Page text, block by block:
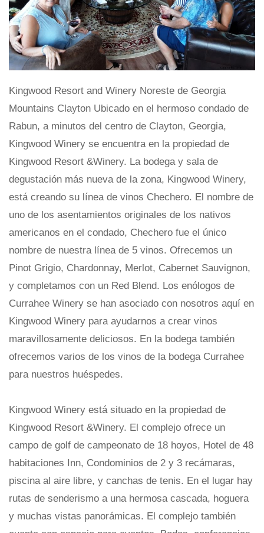
Kingwood Resort and Winery Noreste de Georgia
Mountains Clayton Ubicado en el hermoso condado de
Rabun, a minutos del centro de Clayton, Georgia,
Kingwood Winery se encuentra en la propiedad de
Kingwood Resort &Winery. La bodega y sala de
degustación más nueva de la zona, Kingwood Winery,
está creando su línea de vinos Chechero. El nombre de
uno de los asentamientos originales de los nativos
americanos en el condado, Chechero fue el único
nombre de nuestra línea de 5 vinos. Ofrecemos un
Pinot Grigio, Chardonnay, Merlot, Cabernet Sauvignon,
y completamos con un Red Blend. Los enólogos de
Currahee Winery se han asociado con nosotros aquí en
Kingwood Winery para ayudarnos a crear vinos
maravillosamente deliciosos. En la bodega también
ofrecemos varios de los vinos de la bodega Currahee
para nuestros huéspedes.
Kingwood Winery está situado en la propiedad de
Kingwood Resort &Winery. El complejo ofrece un
campo de golf de campeonato de 18 hoyos, Hotel de 48
habitaciones Inn, Condominios de 2 y 3 recámaras,
piscina al aire libre, y canchas de tenis. En el lugar hay
rutas de senderismo a una hermosa cascada, hoguera
y muchas vistas panorámicas. El complejo también